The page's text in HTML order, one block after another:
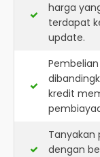
harga
terdapat
update.
kredit
Tanyakan
dengan